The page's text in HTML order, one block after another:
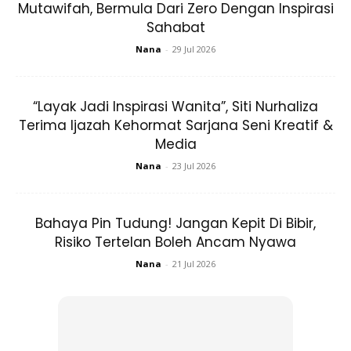
untuk seminggu dua ni, dah tak berapa sihat sepenuhnya.
“Dengar suara dayah sekarang, suara pun tersumbat..
just nak pesan, you should know your body and take one
step at a time.
Ads
Mutawifah, Bermula Dari Zero Dengan Inspirasi
Sahabat
Nana - 29 Jul 2026
“Layak Jadi Inspirasi Wanita”, Siti Nurhaliza
Terima Ijazah Kehormat Sarjana Seni Kreatif &
Media
Nana - 23 Jul 2026
Bahaya Pin Tudung! Jangan Kepit Di Bibir,
Risiko Tertelan Boleh Ancam Nyawa
Nana - 21 Jul 2026